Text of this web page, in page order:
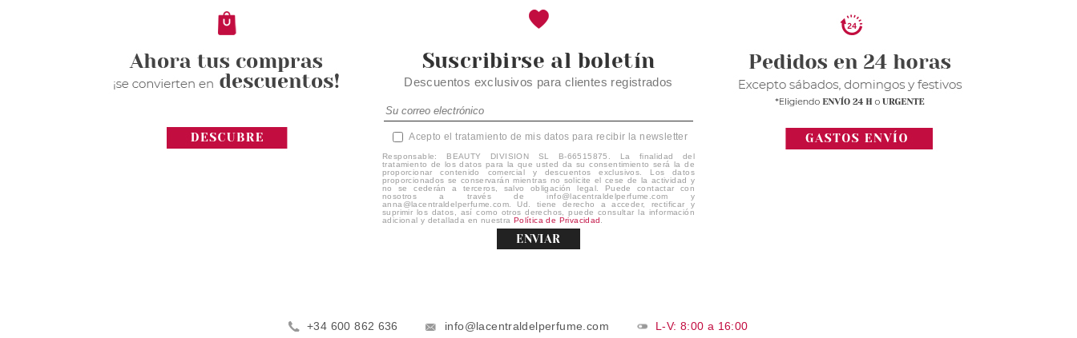
Suscribirse al boletín
Descuentos exclusivos para clientes registrados
Acepto el tratamiento de mis datos para recibir la newsletter
Responsable: BEAUTY DIVISION SL B-66515875. La finalidad del
tratamiento de los datos para la que usted da su consentimiento será la de
proporcionar contenido comercial y descuentos exclusivos. Los datos
proporcionados se conservarán mientras no solicite el cese de la actividad y
no se cederán a terceros, salvo obligación legal. Puede contactar con
nosotros a través de info@lacentraldelperfume.com y
anna@lacentraldelperfume.com. Ud. tiene derecho a acceder, rectificar y
suprimir los datos, así como otros derechos, puede consultar la información
adicional y detallada en nuestra Política de Privacidad
ENVIAR
+34 600 862 636 info@lacentraldelperfume.com L-V: 8:00 a 16:00